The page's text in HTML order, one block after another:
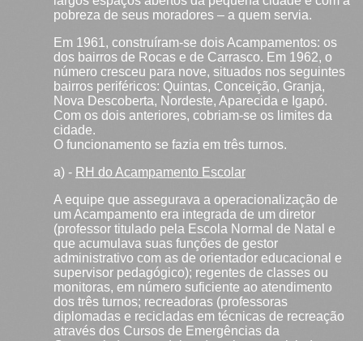
pobreza de seus moradores – a quem servia.
Em 1961, construíram-se dois Acampamentos: os
dos bairros de Rocas e de Carrasco. Em 1962, o
número cresceu para nove, situados nos seguintes
bairros periféricos: Quintas, Conceição, Granja,
Nova Descoberta, Nordeste, Aparecida e Igapó.
Com os dois anteriores, cobriam-se os limites da
cidade.
O funcionamento se fazia em três turnos.
a) - RH do Acampamento Escolar
A equipe que assegurava a operacionalização de
um Acampamento era integrada de um diretor
(professor titulado pela Escola Normal de Natal e
que acumulava suas funções de gestor
administrativo com as de orientador educacional e
supervisor pedagógico); regentes de classes ou
monitoras, em número suficiente ao atendimento
dos três turnos; recreadoras (professoras
diplomadas e recicladas em técnicas de recreação
através dos Cursos de Emergências da